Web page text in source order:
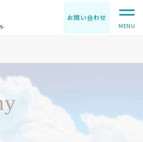
お問い合わせ
MENU